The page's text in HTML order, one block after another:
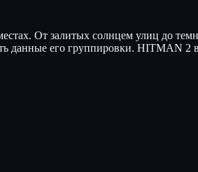
От залитых солнцем улиц до
данные его группировки. HITMAN